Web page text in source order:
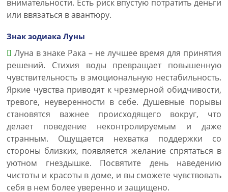
внимательности. Есть риск впустую потратить деньги
или ввязаться в авантюру.
Знак зодиака Луны
Луна в знаке Рака – не лучшее время для принятия
решений. Стихия воды превращает повышенную
чувствительность в эмоциональную нестабильность.
Яркие чувства приводят к чрезмерной обидчивости,
тревоге, неуверенности в себе. Душевные порывы
становятся важнее происходящего вокруг, что
делает поведение неконтролируемым и даже
странным. Ощущается нехватка поддержки со
стороны близких, появляется желание спрятаться в
уютном гнездышке. Посвятите день наведению
чистоты и красоты в доме, и вы сможете чувствовать
себя в нем более уверенно и защищено.